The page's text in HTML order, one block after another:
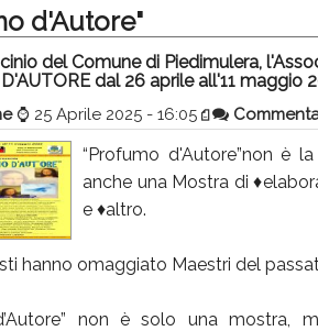
d'Autore"
del Comune di Piedimulera,
dal 26 aprile all'11 maggio
⌚ 25 Aprile 2025 - 16:05
“Profumo d'Autore”non è
anche una Mostra di
e ♦altro.
hanno omaggiato Maestri del
non è solo una mostra,